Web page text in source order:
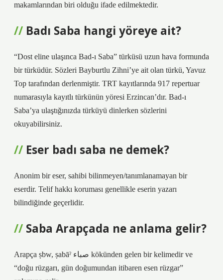
makamlarından biri olduğu ifade edilmektedir.
Badı Saba hangi yöreye ait?
“Dost eline ulaşınca Bad-ı Saba” türküsü uzun hava formunda
bir türküdür. Sözleri Bayburtlu Zihni’ye ait olan türkü, Yavuz
Top tarafından derlenmiştir. TRT kayıtlarında 917 repertuar
numarasıyla kayıtlı türkünün yöresi Erzincan’dır. Bad-ı
Saba’ya ulaştığınızda türküyü dinlerken sözlerini
okuyabilirsiniz.
Eser badı saba ne demek?
Anonim bir eser, sahibi bilinmeyen/tanımlanamayan bir
eserdir. Telif hakkı koruması genellikle eserin yazarı
bilindiğinde geçerlidir.
Saba Arapçada ne anlama gelir?
Arapça ṣbw, ṣabāˀ صباء kökünden gelen bir kelimedir ve
“doğu rüzgarı, gün doğumundan itibaren esen rüzgar”